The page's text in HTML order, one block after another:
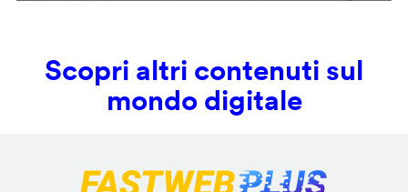
Scopri altri contenuti sul
mondo digitale